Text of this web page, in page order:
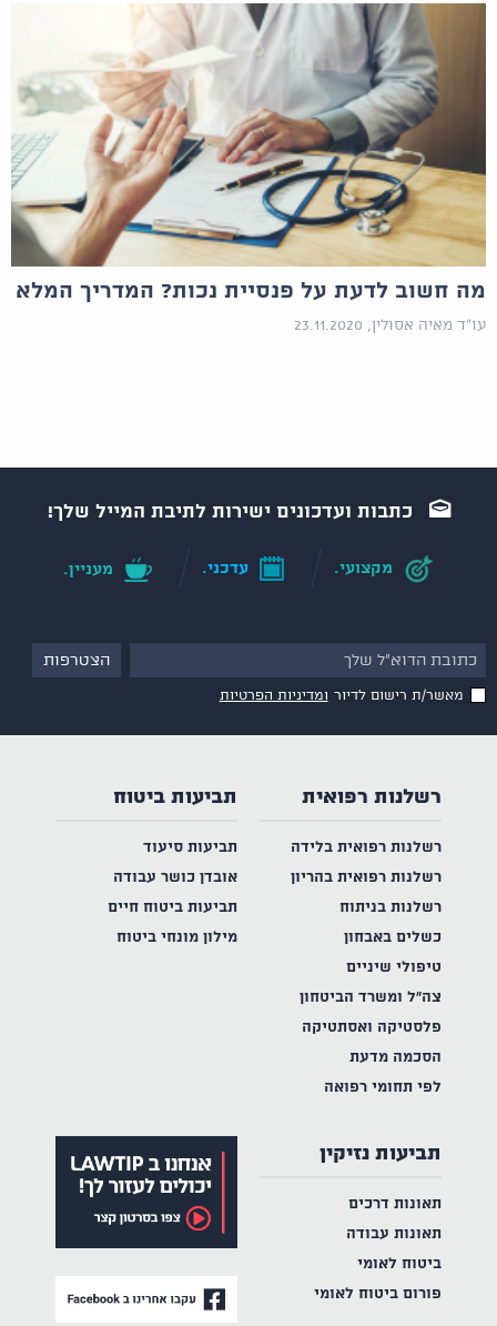
מה חשוב לדעת על פנסיית נכות? המדריך המלא
עו"ד מאיה אסולין, 23.11.2020
כתבות ועדכונים ישירות לתיבת המייל שלך!
מקצועי. עדכני. מעניין.
מאשר/ת רישום לדיור ומדיניות הפרטיות
רשלנות רפואית
רשלנות רפואית בלידה
רשלנות רפואית בהריון
רשלנות בניתוח
כשלים באבחון
טיפולי שיניים
צה"ל ומשרד הביטחון
פלסטיקה ואסתטיקה
הסכמה מדעת
לפי תחומי רפואה
תביעות ביטוח
תביעות סיעוד
אובדן כושר עבודה
תביעות ביטוח חיים
מילון מונחי ביטוח
תביעות נזיקין
תאונות דרכים
תאונות עבודה
ביטוח לאומי
פורום ביטוח לאומי